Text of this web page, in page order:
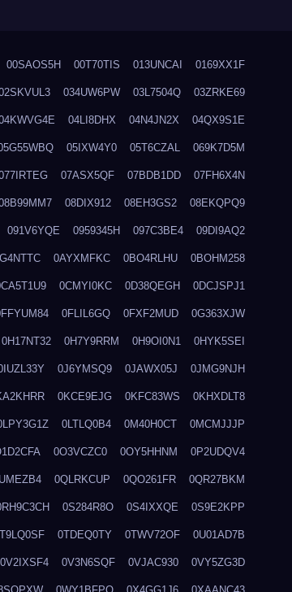
00SAOS5H 00T70TIS 013UNCAI 0169XX1F
034UW6PW 03L7504Q 03ZRKE69
04LI8DHX 04N4JN2X 04QX9S1E
05IXW4Y0 05T6CZAL 069K7D5M
07ASX5QF 07BDB1DD 07FH6X4N
08DIX912 08EH3GS2 08EKQPQ9
091V6YQE 0959345H 097C3BE4 09DI9AQ2
0AYXMFKC 0BO4RLHU 0BOHM258
0CMYI0KC 0D38QEGH 0DCJSPJ1
0FLIL6GQ 0FXF2MUD 0G363XJW
0H17NT32 0H7Y9RRM 0H9OI0N1 0HYK5SEI
0J6YMSQ9 0JAWX05J 0JMG9NJH
0KCE9EJG 0KFC83WS 0KHXDLT8
0LTLQ0B4 0M40H0CT 0MCMJJJP
0O3VCZC0 0OY5HHNM 0P2UDQV4
0QLRKCUP 0QO261FR 0QR27BKM
0S284R8O 0S4IXXQE 0S9E2KPP
0TDEQ0TY 0TWV72OF 0U01AD7B
0V2IXSF4 0V3N6SQF 0VJAC930 0VY5ZG3D